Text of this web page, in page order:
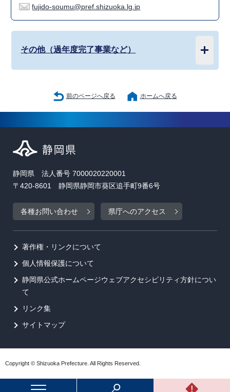
fujido-soumu@pref.shizuoka.lg.jp
その他（過年度完了事業など）
前のページへ戻る ホームへ戻る
静岡県 法人番号 7000020220001
〒420-8601 静岡県静岡市葵区追手町9番6号
各種お問い合わせ 県庁へのアクセス
著作権・リンクについて
個人情報保護について
静岡県公式ホームページウェブアクセシビリティ方針につい
て
リンク集
サイトマップ
Copyright © Shizuoka Prefecture. All Rights Reserved.